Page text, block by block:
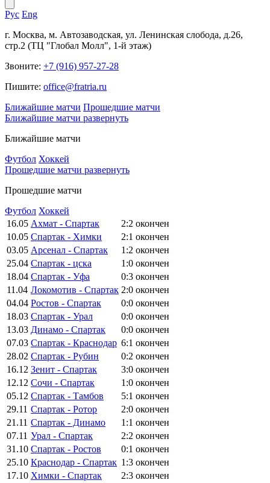
Рус Eng
г. Москва, м. Автозаводская, ул. Ленинская слобода, д.26,
стр.2 (ТЦ "Глобал Молл", 1-й этаж)
Звоните: +7 (916) 957-27-28
Пишите: office@fratria.ru
Ближайшие матчи Прошедшие матчи
Ближайшие матчи развернуть
Ближайшие матчи
Футбол Хоккей
Прошедшие матчи развернуть
Прошедшие матчи
Футбол Хоккей
16.05 Ахмат - Спартак 2:2 окончен
10.05 Спартак - Химки 2:1 окончен
03.05 Арсенал - Спартак 1:2 окончен
25.04 Спартак - цска 1:0 окончен
18.04 Спартак - Уфа 0:3 окончен
11.04 Локомотив - Спартак 2:0 окончен
04.04 Ростов - Спартак 0:0 окончен
18.03 Спартак - Урал 0:0 окончен
13.03 Динамо - Спартак 0:0 окончен
07.03 Спартак - Краснодар 6:1 окончен
28.02 Спартак - Рубин 0:2 окончен
16.12 Зенит - Спартак 3:0 окончен
12.12 Сочи - Спартак 1:0 окончен
05.12 Спартак - Тамбов 5:1 окончен
29.11 Спартак - Ротор 2:0 окончен
21.11 Спартак - Динамо 1:1 окончен
07.11 Урал - Спартак 2:2 окончен
31.10 Спартак - Ростов 0:1 окончен
25.10 Краснодар - Спартак 1:3 окончен
17.10 Химки - Спартак 2:3 окончен